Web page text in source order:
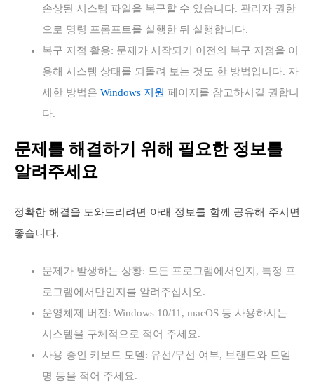
손상된 시스템 파일을 복구할 수 있습니다. 관리자 권한
으로 명령 프롬프트를 실행한 뒤 실행합니다.
복구 지점 활용: 문제가 시작되기 이전의 복구 지점을 이
용해 시스템 상태를 되돌려 보는 것도 한 방법입니다. 자
세한 방법은 Windows 지원 페이지를 참고하시길 권합니
다.
문제를 해결하기 위해 필요한 정보를
알려주세요
정확한 해결을 도와드리려면 아래 정보를 함께 공유해 주시면
좋습니다.
문제가 발생하는 상황: 모든 프로그램에서인지, 특정 프
로그램에서만인지를 알려주십시오.
운영체제 버전: Windows 10/11, macOS 등 사용하시는
시스템을 구체적으로 적어 주세요.
사용 중인 키보드 모델: 유선/무선 여부, 브랜드와 모델
명 등을 적어 주세요.